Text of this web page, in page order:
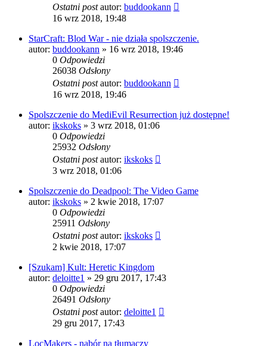
Ostatni postautor: buddookann
16 wrz 2018, 19:48
StarCraft: Blod War - nie działa spolszczenie.
autor: buddookann » 16 wrz 2018, 19:46
0 Odpowiedzi
26038 Odsłony
Ostatni postautor: buddookann
16 wrz 2018, 19:46
Spolszczenie do MediEvil Resurrection już dostępne!
autor: ikskoks » 3 wrz 2018, 01:06
0 Odpowiedzi
25932 Odsłony
Ostatni postautor: ikskoks
3 wrz 2018, 01:06
Spolszczenie do Deadpool: The Video Game
autor: ikskoks » 2 kwie 2018, 17:07
0 Odpowiedzi
25911 Odsłony
Ostatni postautor: ikskoks
2 kwie 2018, 17:07
[Szukam] Kult: Heretic Kingdom
autor: deloitte1 » 29 gru 2017, 17:43
0 Odpowiedzi
26491 Odsłony
Ostatni postautor: deloitte1
29 gru 2017, 17:43
LocMakers - nabór na tłumaczy